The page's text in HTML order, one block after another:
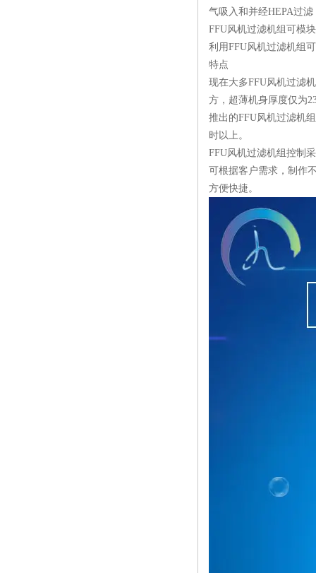
气吸入和并经HEPA过
FFU风机过滤机组可模
利用FFU风机过滤机组
特点
现在大多FFU风机过滤
方，超薄机身厚度仅为
推出的FFU风机过滤机
时以上。
FFU风机过滤机组控制
可根据客户需求，制作
方便快捷。